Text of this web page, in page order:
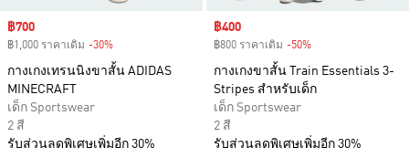
Sale price
฿700
฿1,000 ราคาเดิม -30%
กางเกงเทรนนิงขาสั้น ADIDAS
MINECRAFT
เด็ก Sportswear
2 สี
รับส่วนลดพิเศษเพิ่มอีก 30%
Sale price
฿400
฿800 ราคาเดิม -50%
กางเกงขาสั้น Train Essentials 3-
Stripes สำหรับเด็ก
เด็ก Sportswear
2 สี
รับส่วนลดพิเศษเพิ่มอีก 30%